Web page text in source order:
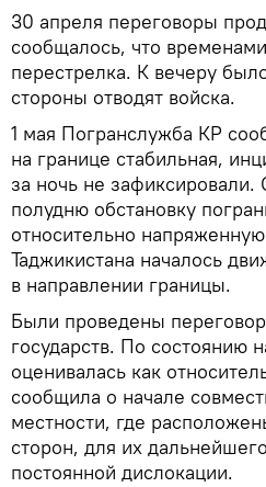
30 апреля переговоры
сообщалось, что
перестрелка. К вечеру
стороны отводят войска.
1 мая Погранслужба КР
на границе стабильная,
за ночь не
полудню обстановку
относительно
Таджикистана началось
в направлении границы.
Были проведены
государств. По состоянию
оценивалась как
сообщила о начале
местности, где
сторон, для их
постоянной дислокации.